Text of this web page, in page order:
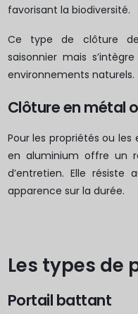
favorisant la biodiversité.
Ce type de clôture
saisonnier mais
environnements naturels.
Clôture en métal
Pour les propriétés ou
en aluminium offre un
d’entretien. Elle résiste
apparence sur la durée.
Les types de
Portail battant